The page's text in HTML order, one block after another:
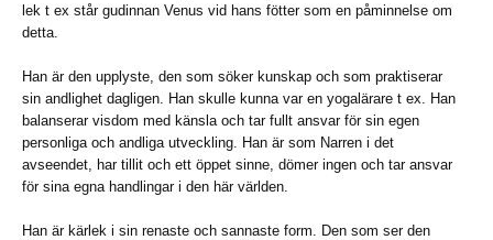
lek t ex står gudinnan Venus vid hans fötter som en påminnelse om
detta.
Han är den upplyste, den som söker kunskap och som praktiserar
sin andlighet dagligen. Han skulle kunna var en yogalärare t ex. Han
balanserar visdom med känsla och tar fullt ansvar för sin egen
personliga och andliga utveckling. Han är som Narren i det
avseendet, har tillit och ett öppet sinne, dömer ingen och tar ansvar
för sina egna handlingar i den här världen.
Han är kärlek i sin renaste och sannaste form. Den som ser den